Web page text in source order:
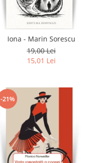
Iona - Marin Sorescu
19,00 Lei
15,01 Lei
-21%